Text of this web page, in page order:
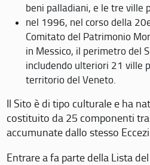
beni palladiani, e le tre ville
nel 1996, nel corso della
Comitato del Patrimonio
in Messico, il perimetro del
includendo ulteriori 21 ville
territorio del Veneto.
Il Sito è di tipo culturale e ha
costituito da 25 componenti
accumunate dallo stesso
Entrare a fa parte della Lista